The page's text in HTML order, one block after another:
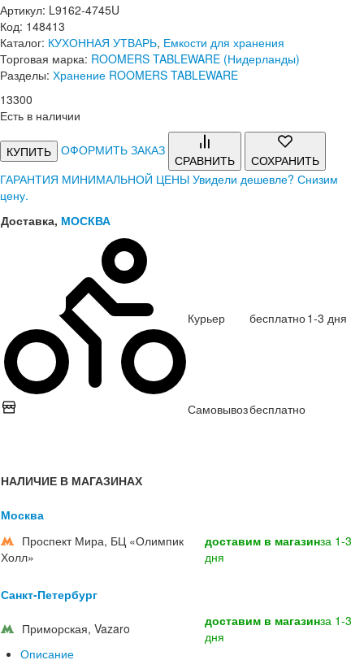
Артикул: L9162-4745U
Код: 148413
Каталог: КУХОННАЯ УТВАРЬ, Емкости для хранения
Торговая марка: ROOMERS TABLEWARE (Нидерланды)
Разделы: Хранение ROOMERS TABLEWARE
13300
Есть в наличии
КУПИТЬ ОФОРМИТЬ ЗАКАЗ
СРАВНИТЬ
СОХРАНИТЬ
ГАРАНТИЯ МИНИМАЛЬНОЙ ЦЕНЫ Увидели дешевле? Снизим
цену.
Доставка, МОСКВА
Курьер бесплатно1-3 дня
Самовывозбесплатно
НАЛИЧИЕ В МАГАЗИНАХ
Москва
Проспект Мира, БЦ «Олимпик
Холл»
доставим в магазинза 1-3
дня
Санкт-Петербург
Приморская, Vazaro доставим в магазинза 1-3
дня
Описание